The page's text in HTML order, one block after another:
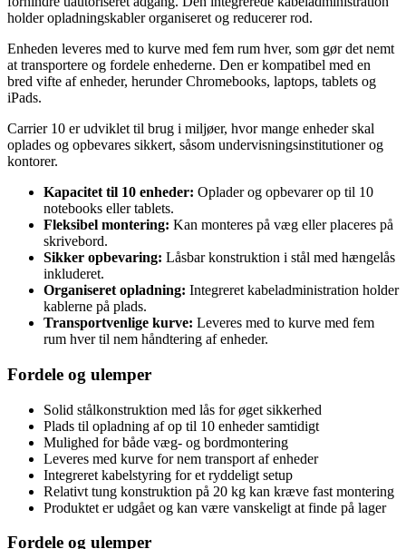
holder opladningskabler organiseret og reducerer rod.
Enheden leveres med to kurve med fem rum hver, som gør det nemt
at transportere og fordele enhederne. Den er kompatibel med en
bred vifte af enheder, herunder Chromebooks, laptops, tablets og
iPads.
Carrier 10 er udviklet til brug i miljøer, hvor mange enheder skal
oplades og opbevares sikkert, såsom undervisningsinstitutioner og
kontorer.
Kapacitet til 10 enheder: Oplader og opbevarer op til 10
notebooks eller tablets.
Fleksibel montering: Kan monteres på væg eller placeres på
skrivebord.
Sikker opbevaring: Låsbar konstruktion i stål med hængelås
inkluderet.
Organiseret opladning: Integreret kabeladministration holder
kablerne på plads.
Transportvenlige kurve: Leveres med to kurve med fem
rum hver til nem håndtering af enheder.
Fordele og ulemper
Solid stålkonstruktion med lås for øget sikkerhed
Plads til opladning af op til 10 enheder samtidigt
Mulighed for både væg- og bordmontering
Leveres med kurve for nem transport af enheder
Integreret kabelstyring for et ryddeligt setup
Relativt tung konstruktion på 20 kg kan kræve fast montering
Produktet er udgået og kan være vanskeligt at finde på lager
Fordele og ulemper